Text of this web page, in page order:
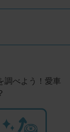
調べよう！愛車